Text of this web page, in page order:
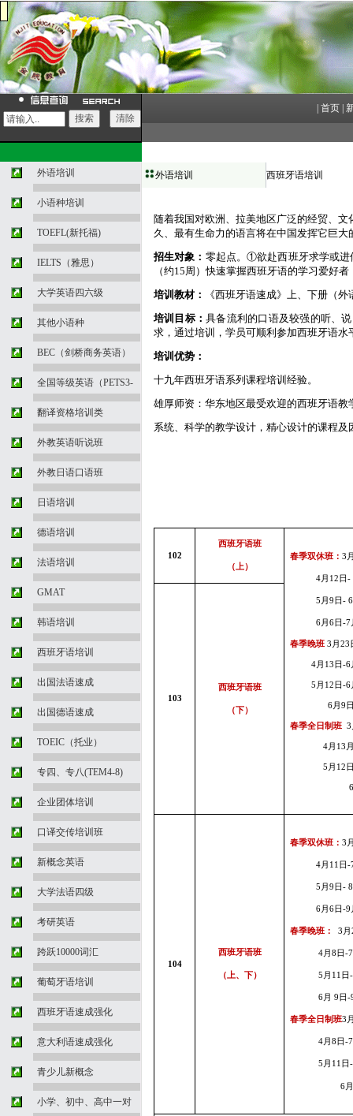
首页
外语培训
小语种培训
TOEFL(新托福)
IELTS（雅思）
大学英语四六级
其他小语种
BEC（剑桥商务英语）
全国等级英语（PETS3-
翻译资格培训类
外教英语听说班
外教日语口语班
日语培训
德语培训
法语培训
GMAT
韩语培训
西班牙语培训
出国法语速成
出国德语速成
TOEIC（托业）
专四、专八(TEM4-8)
企业团体培训
口译交传培训班
新概念英语
大学法语四级
考研英语
跨跃10000词汇
葡萄牙语培训
西班牙语速成强化
意大利语速成强化
青少儿新概念
小学、初中、高中一对
外语培训 西班牙语培训
随着我国对欧洲、拉美地区广泛的经贸、
久、最有生命力的语言将在中国发挥它巨
招生对象： 零起点。①欲赴西班牙求学或
（约15周）快速掌握西班牙语的学习爱好者
培训教材：
《西班牙语速成》上、下册（
培训目标：具备流利的口语及较强的听、
求，通过培训，学员可顺利参加西班牙语水
培训优势：
十九年西班牙语系列课程培训经验。
雄厚师资：华东地区最受欢迎的西班牙语
系统、科学的教学设计，精心设计的课程
102
西班牙语班
（上）
春季双休班：3
4月12 日-
5 月9 日-6
6月6日-7
春季晚班 3 月23
4月13 日-6
5 月12 日-6
6月9
春季全日制班 3
4月 13
5 月12
6
103
西班牙语班
（下）
104
西班牙语班
（上、下）
春季双休班：3
4月11 日-
5 月9 日-8
6月6日-9
春季晚班： 3 月
4月8 日-7
5 月11 日-
6月 9 日-
春季全日制班3
4月8 日-7
5 月11 日-
6